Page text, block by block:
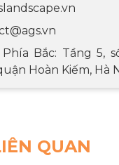
Bắc: Tầng 5,
Hoàn Kiếm, Hà
QUAN